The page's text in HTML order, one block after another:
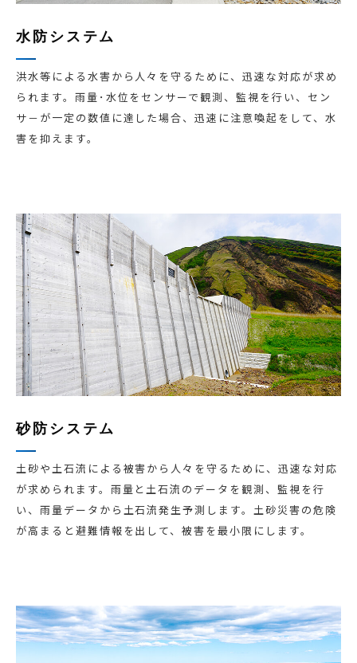
水防システム
洪水等による水害から人々を守るために、迅速な対応が求め
られます。雨量･水位をセンサーで観測、監視を行い、セン
サ－が一定の数値に達した場合、迅速に注意喚起をして、水
害を抑えます。
砂防システム
土砂や土石流による被害から人々を守るために、迅速な対応
が求められます。雨量と土石流のデータを観測、監視を行
い、雨量データから土石流発生予測します。土砂災害の危険
が高まると避難情報を出して、被害を最小限にします。